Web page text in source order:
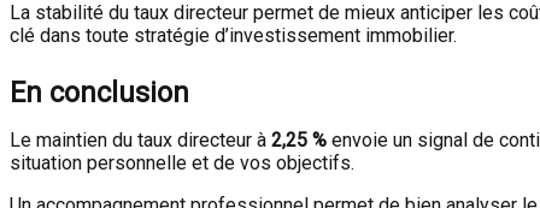
La stabilité du taux directeur permet de mieux anticiper les
clé dans toute stratégie d’investissement immobilier.
En conclusion
Le maintien du taux directeur à 2,25 % envoie un signal de
situation personnelle et de vos objectifs.